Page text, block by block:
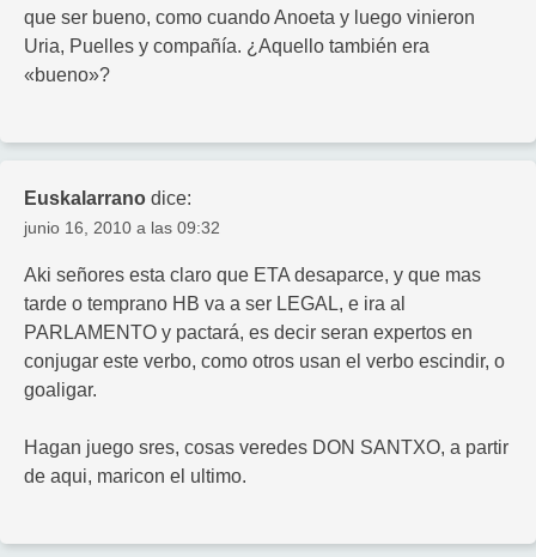
que ser bueno, como cuando Anoeta y luego vinieron
Uria, Puelles y compañía. ¿Aquello también era
«bueno»?
Euskalarrano dice:
junio 16, 2010 a las 09:32
Aki señores esta claro que ETA desaparce, y que mas
tarde o temprano HB va a ser LEGAL, e ira al
PARLAMENTO y pactará, es decir seran expertos en
conjugar este verbo, como otros usan el verbo escindir, o
goaligar.
Hagan juego sres, cosas veredes DON SANTXO, a partir
de aqui, maricon el ultimo.